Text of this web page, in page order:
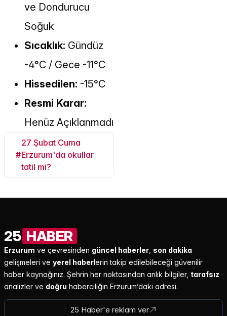
ve Dondurucu
Soğuk
Sıcaklık: Gündüz
-4°C / Gece -11°C
Hissedilen: -15°C
Resmi Karar:
Henüz Açıklanmadı
#
27 Şubat Cuma
Erzurum'da okullar
tatil mi?
25 HABER
Erzurum ve çevresinden güncel haberler son dakika
gelişmeleri ve yerel haberlerin takip edilebileceği güvenilir
haber kaynağınız. Şehrin her noktasından anlık bilgiler, tarafsız
analizler ve doğru haberciliğin Erzurum’daki adresi.
25 Haber'e reklam ver